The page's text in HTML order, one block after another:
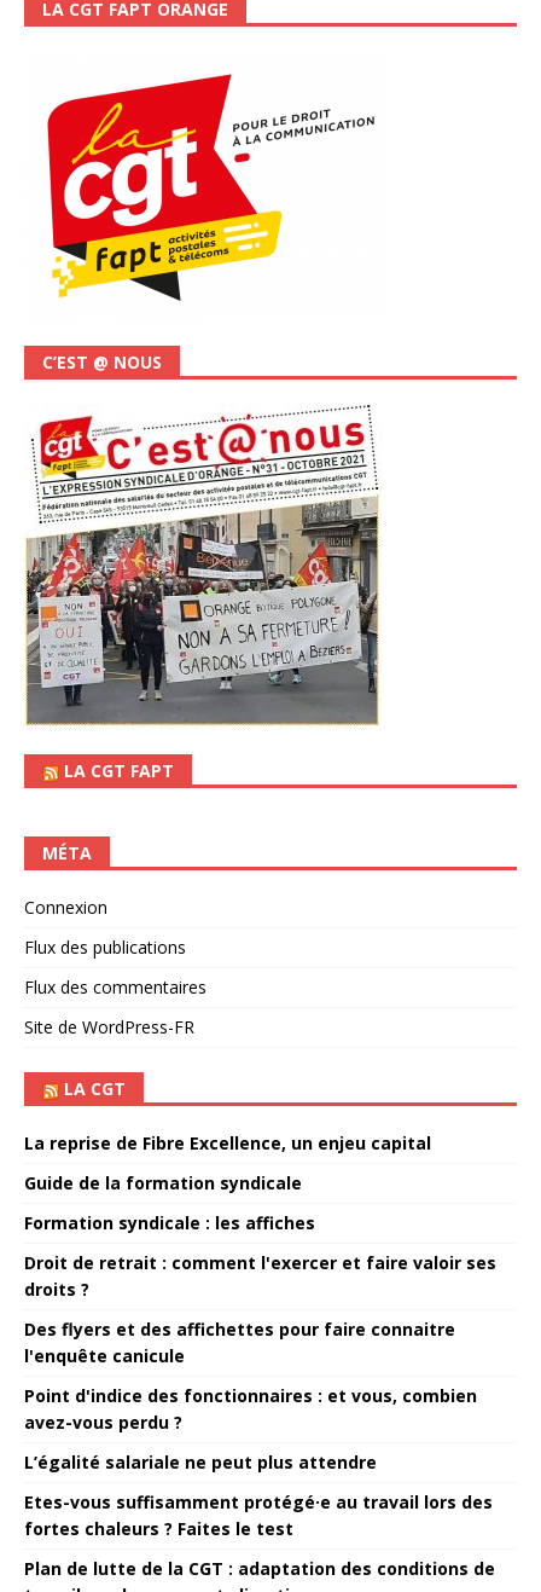
LA CGT FAPT ORANGE
C’EST @ NOUS
LA CGT FAPT
MÉTA
Connexion
Flux des publications
Flux des commentaires
Site de WordPress-FR
LA CGT
La reprise de Fibre Excellence, un enjeu capital
Guide de la formation syndicale
Formation syndicale : les affiches
Droit de retrait : comment l'exercer et faire valoir ses
droits ?
Des flyers et des affichettes pour faire connaitre
l'enquête canicule
Point d'indice des fonctionnaires : et vous, combien
avez-vous perdu ?
L’égalité salariale ne peut plus attendre
Etes-vous suffisamment protégé·e au travail lors des
fortes chaleurs ? Faites le test
Plan de lutte de la CGT : adaptation des conditions de